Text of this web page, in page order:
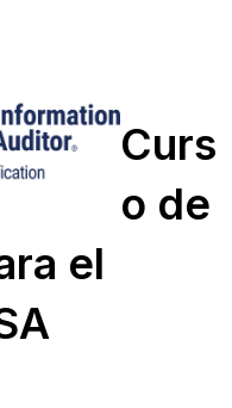
Curs
o de
el